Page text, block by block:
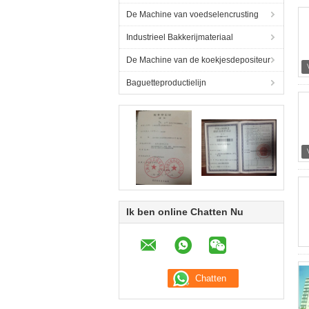
De Machine van voedselencrusting
Industrieel Bakkerijmateriaal
De Machine van de koekjesdepositeur
Baguetteproductielijn
Ik ben online Chatten Nu